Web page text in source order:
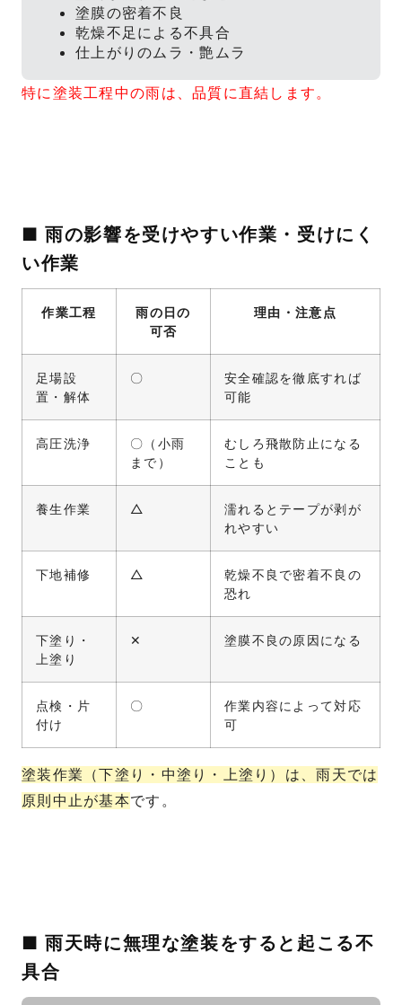
塗膜の密着不良
乾燥不足による不具合
仕上がりのムラ・艶ムラ
特に塗装工程中の雨は、品質に直結します。
■ 雨の影響を受けやすい作業・受けにく
い作業
作業工程
雨の日の
可否
理由・注意点
足場設
置・解体
〇
安全確認を徹底すれば
可能
高圧洗浄
〇（小雨
まで）
むしろ飛散防止になる
ことも
養生作業 △
濡れるとテープが剥が
れやすい
下地補修 △
乾燥不良で密着不良の
恐れ
下塗り・
上塗り
✕ 塗膜不良の原因になる
点検・片
付け
〇
作業内容によって対応
可
塗装作業（下塗り・中塗り・上塗り）は、雨天では
原則中止が基本です。
■ 雨天時に無理な塗装をすると起こる不
具合